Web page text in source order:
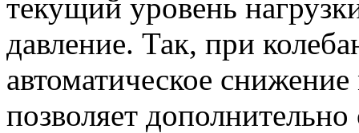
текущий уровень
давление. Так, при
автоматическое
позволяет